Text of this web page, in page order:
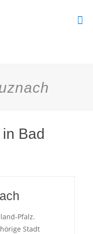
Bad
Pfalz.
Stadt